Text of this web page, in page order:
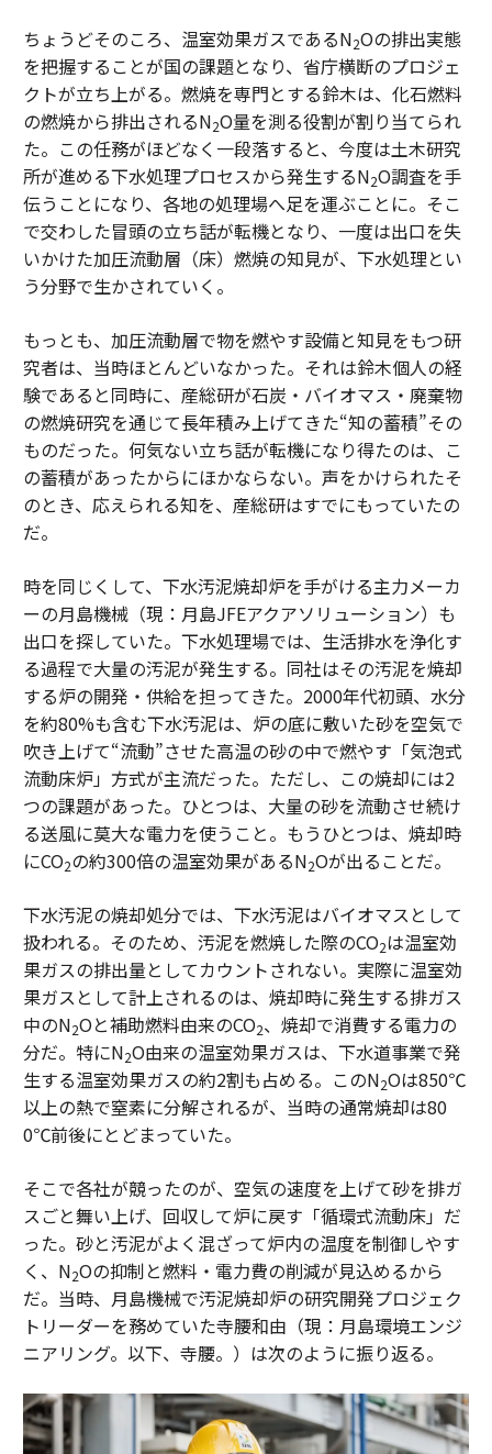
ちょうどそのころ、温室効果ガスであるN2Oの排出実態
を把握することが国の課題となり、省庁横断のプロジェ
クトが立ち上がる。燃焼を専門とする鈴木は、化石燃料
の燃焼から排出されるN2O量を測る役割が割り当てられ
た。この任務がほどなく一段落すると、今度は土木研究
所が進める下水処理プロセスから発生するN2O調査を手
伝うことになり、各地の処理場へ足を運ぶことに。そこ
で交わした冒頭の立ち話が転機となり、一度は出口を失
いかけた加圧流動層（床）燃焼の知見が、下水処理とい
う分野で生かされていく。
もっとも、加圧流動層で物を燃やす設備と知見をもつ研
究者は、当時ほとんどいなかった。それは鈴木個人の経
験であると同時に、産総研が石炭・バイオマス・廃棄物
の燃焼研究を通じて長年積み上げてきた“知の蓄積”その
ものだった。何気ない立ち話が転機になり得たのは、こ
の蓄積があったからにほかならない。声をかけられたそ
のとき、応えられる知を、産総研はすでにもっていたの
だ。
時を同じくして、下水汚泥焼却炉を手がける主力メーカ
ーの月島機械（現：月島JFEアクアソリューション）も
出口を探していた。下水処理場では、生活排水を浄化す
る過程で大量の汚泥が発生する。同社はその汚泥を焼却
する炉の開発・供給を担ってきた。2000年代初頭、水分
を約80%も含む下水汚泥は、炉の底に敷いた砂を空気で
吹き上げて“流動”させた高温の砂の中で燃やす「気泡式
流動床炉」方式が主流だった。ただし、この焼却には2
つの課題があった。ひとつは、大量の砂を流動させ続け
る送風に莫大な電力を使うこと。もうひとつは、焼却時
にCO2の約300倍の温室効果があるN2Oが出ることだ。
下水汚泥の焼却処分では、下水汚泥はバイオマスとして
扱われる。そのため、汚泥を燃焼した際のCO2は温室効
果ガスの排出量としてカウントされない。実際に温室効
果ガスとして計上されるのは、焼却時に発生する排ガス
中のN2Oと補助燃料由来のCO2、焼却で消費する電力の
分だ。特にN2O由来の温室効果ガスは、下水道事業で発
生する温室効果ガスの約2割も占める。このN2Oは850℃
以上の熱で窒素に分解されるが、当時の通常焼却は80
0℃前後にとどまっていた。
そこで各社が競ったのが、空気の速度を上げて砂を排ガ
スごと舞い上げ、回収して炉に戻す「循環式流動床」だ
った。砂と汚泥がよく混ざって炉内の温度を制御しやす
く、N2Oの抑制と燃料・電力費の削減が見込めるから
だ。当時、月島機械で汚泥焼却炉の研究開発プロジェク
トリーダーを務めていた寺腰和由（現：月島環境エンジ
ニアリング。以下、寺腰。）は次のように振り返る。